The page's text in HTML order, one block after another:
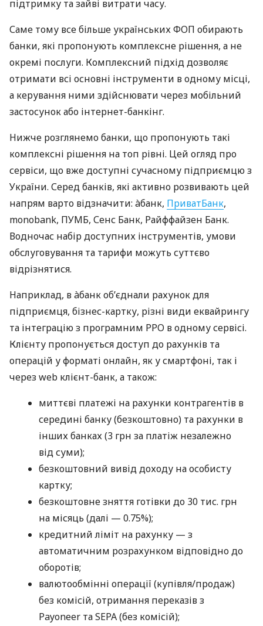
підтримку та зайві витрати часу.
Саме тому все більше українських ФОП обирають
банки, які пропонують комплексне рішення, а не
окремі послуги. Комплексний підхід дозволяє
отримати всі основні інструменти в одному місці,
а керування ними здійснювати через мобільний
застосунок або інтернет-банкінг.
Нижче розглянемо банки, що пропонують такі
комплексні рішення на топ рівні. Цей огляд про
сервіси, що вже доступні сучасному підприємцю з
України. Серед банків, які активно розвивають цей
напрям варто відзначити: àбанк, ПриватБанк,
monobank, ПУМБ, Сенс Банк, Райффайзен Банк.
Водночас набір доступних інструментів, умови
обслуговування та тарифи можуть суттєво
відрізнятися.
Наприклад, в àбанк об’єднали рахунок для
підприємця, бізнес-картку, різні види еквайрингу
та інтеграцію з програмним РРО в одному сервісі.
Клієнту пропонується доступ до рахунків та
операцій у форматі онлайн, як у смартфоні, так і
через web клієнт-банк, а також:
миттєві платежі на рахунки контрагентів в
середині банку (безкоштовно) та рахунки в
інших банках (3 грн за платіж незалежно
від суми);
безкоштовний вивід доходу на особисту
картку;
безкоштовне зняття готівки до 30 тис. грн
на місяць (далі — 0.75%);
кредитний ліміт на рахунку — з
автоматичним розрахунком відповідно до
оборотів;
валютообмінні операції (купівля/продаж)
без комісій, отримання переказів з
Payoneer та SEPA (без комісій);